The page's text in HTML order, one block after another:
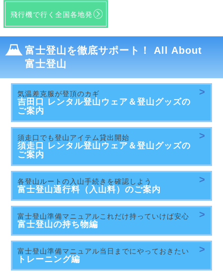
飛行機で行く全国各地発
富士登山を徹底サポート！ All About
富士登山
気温差克服が登頂のカギ
吉田口 レンタル登山ウェア＆登山グッズの
ご案内
須走口でも登山アイテム貸出開始
須走口 レンタル登山ウェア＆登山グッズの
ご案内
各登山ルートの入山手続きを確認しよう
富士登山通行料（入山料）のご案内
富士登山準備マニュアルこれだけ持っていけば安心
富士登山の持ち物編
富士登山準備マニュアル当日までにやっておきたい
トレーニング編